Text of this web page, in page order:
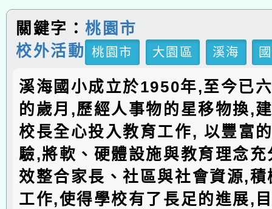
關鍵字：桃園市
校外活動
桃園市 大園區 溪海
溪海國小成立於1950年,至今已
的歲月,歷經人事物的星移物換,
校長全心投入教育工作, 以豐富
驗,將軟、硬體設施與教育理念
效整合家長、社區與社會資源,
工作,使得學校有了長足的進展,